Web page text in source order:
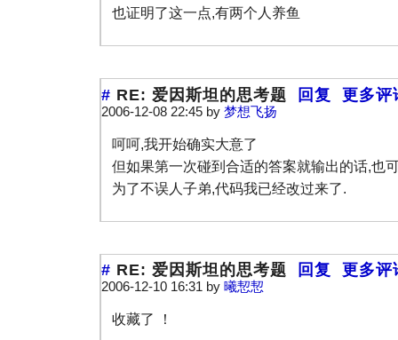
也证明了这一点,有两个人养鱼
# RE: 爱因斯坦的思考题 回复 更多评
2006-12-08 22:45 by 梦想飞扬
呵呵,我开始确实大意了
但如果第一次碰到合适的答案就输出的话,也
为了不误人子弟,代码我已经改过来了.
# RE: 爱因斯坦的思考题 回复 更多评
2006-12-10 16:31 by 曦恝恝
收藏了 ！